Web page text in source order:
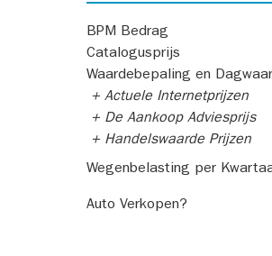
BPM Bedrag
Catalogusprijs
Waardebepaling en
+ Actuele Internetprijzen
+ De Aankoop Adviesprijs
+ Handelswaarde Prijzen
Wegenbelasting per
Auto Verkopen?